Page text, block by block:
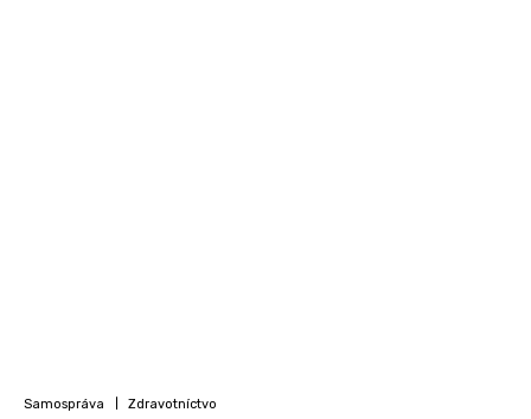
Samospráva Zdravotníctvo